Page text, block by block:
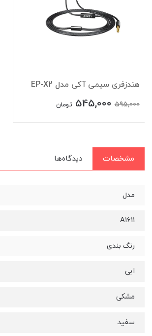
هندزفری سیمی آکی مدل EP-X2
595,000
545,000 تومان
مشخصات دیدگاه‌ها
مدل
A1611
رنگ بندی
ابی
مشکی
سفید